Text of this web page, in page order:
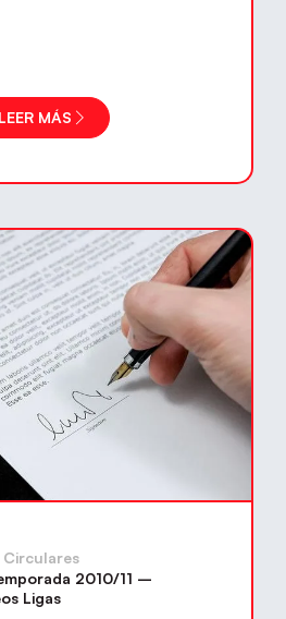
LEER MÁS
Circulares
2010/11 –
Ligas